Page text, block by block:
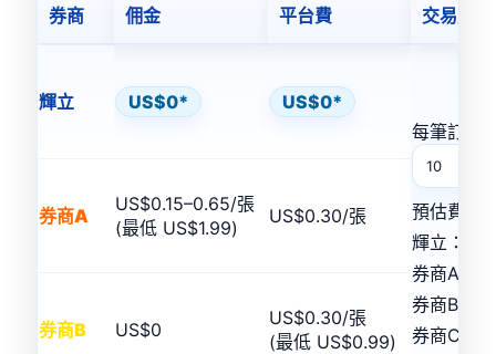
券商 佣金 平台費 交易成
輝立 US$0*
US$0*
每筆訂單
預估費用
輝立：
券商A：
券商B：
券商C：
券商A
US$0.15–0.65/張
(最低 US$1.99)
US$0.30/張
券商B US$0
US$0.30/張
(最低 US$0.99)